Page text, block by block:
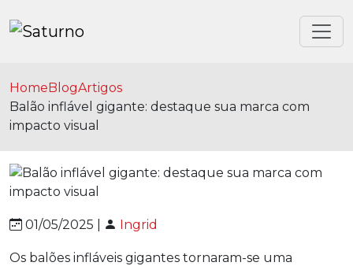
HomeBlogArtigos
Balão inflável gigante: destaque sua marca com
impacto visual
01/05/2025 | Ingrid
Os balões infláveis gigantes tornaram-se uma